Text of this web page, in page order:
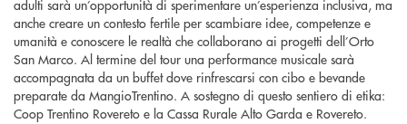
adulti sarà un’opportunità di sperimentare un’esperienza inclusiva, ma
anche creare un contesto fertile per scambiare idee, competenze e
umanità e conoscere le realtà che collaborano ai progetti dell’Orto
San Marco. Al termine del tour una performance musicale sarà
accompagnata da un buffet dove rinfrescarsi con cibo e bevande
preparate da MangioTrentino. A sostegno di questo sentiero di etika:
Coop Trentino Rovereto e la Cassa Rurale Alto Garda e Rovereto.